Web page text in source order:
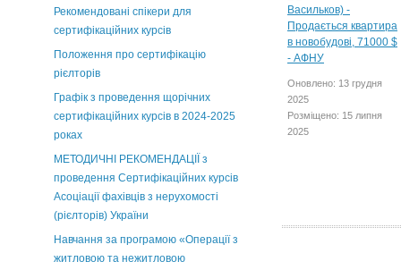
Рекомендовані спікери для
сертифікаційних курсів
Положення про сертифікацію
рієлторів
Графік з проведення щорічних
сертифікаційних курсів в 2024-2025
роках
МЕТОДИЧНІ РЕКОМЕНДАЦІЇ з
проведення Сертифікаційних курсів
Асоціації фахівців з нерухомості
(рієлторів) України
Навчання за програмою «Операції з
житловою та нежитловою
Оновлено: 13 грудня
2025
Розміщено: 15 липня
2025